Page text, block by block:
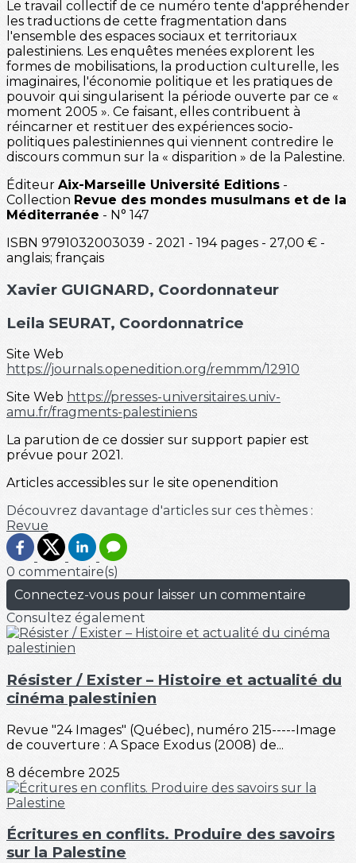
Le travail collectif de ce numéro tente d'appréhender
les traductions de cette fragmentation dans
l'ensemble des espaces sociaux et territoriaux
palestiniens. Les enquêtes menées explorent les
formes de mobilisations, la production culturelle, les
imaginaires, l'économie politique et les pratiques de
pouvoir qui singularisent la période ouverte par ce «
moment 2005 ». Ce faisant, elles contribuent à
réincarner et restituer des expériences socio-
politiques palestiniennes qui viennent contredire le
discours commun sur la « disparition » de la Palestine.
Éditeur Aix-Marseille Université Editions -
Collection Revue des mondes musulmans et de la
Méditerranée - N° 147
ISBN 9791032003039 - 2021 - 194 pages - 27,00 € -
anglais; français
Xavier GUIGNARD, Coordonnateur
Leila SEURAT, Coordonnatrice
Site Web
https://journals.openedition.org/remmm/12910
Site Web https://presses-universitaires.univ-
amu.fr/fragments-palestiniens
La parution de ce dossier sur support papier est
prévue pour 2021.
Articles accessibles sur le site openendition
Découvrez davantage d'articles sur ces thèmes :
Revue
0 commentaire(s)
Connectez-vous pour laisser un commentaire
Consultez également
Résister / Exister – Histoire et actualité du
cinéma palestinien
Revue "24 Images" (Québec), numéro 215-----Image
de couverture : A Space Exodus (2008) de...
8 décembre 2025
Écritures en conflits. Produire des savoirs
sur la Palestine